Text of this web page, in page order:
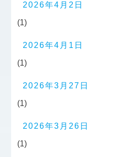
2026年4月2日
(1)
2026年4月1日
(1)
2026年3月27日
(1)
2026年3月26日
(1)